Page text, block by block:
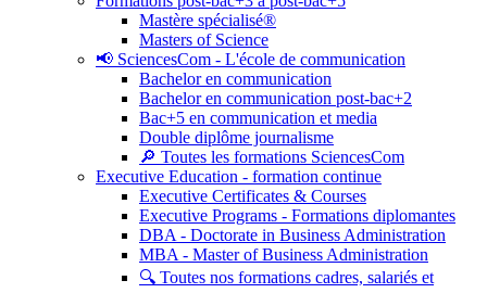
Mastère spécialisé®
Masters of Science
📢 SciencesCom - L'école de communication
Bachelor en communication
Bachelor en communication post-bac+2
Bac+5 en communication et media
Double diplôme journalisme
🔎 Toutes les formations SciencesCom
Executive Education - formation continue
Executive Certificates & Courses
Executive Programs - Formations diplomantes
DBA - Doctorate in Business Administration
MBA - Master of Business Administration
🔍 Toutes nos formations cadres, salariés et